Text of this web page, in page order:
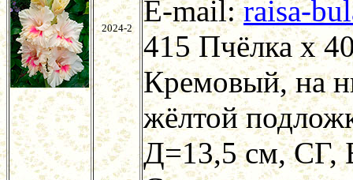
2024-2
E-mail:raisa-
415 Пчёлка х
Кремовый, на
жёлтой
Д=13,5 см, СГ,